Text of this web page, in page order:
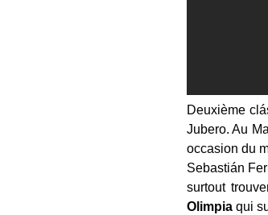
Deuxième
Jubero. Au
occasion du
Sebastián
surtout
Olimpiaqui